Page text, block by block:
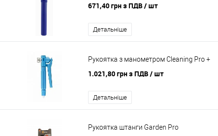
671,40 грн з ПДВ/ шт
Детальніше
Рукоятка з манометром Cleaning Pro +
1.021,80 грн з ПДВ/ шт
Детальніше
Рукоятка штанги Garden Pro